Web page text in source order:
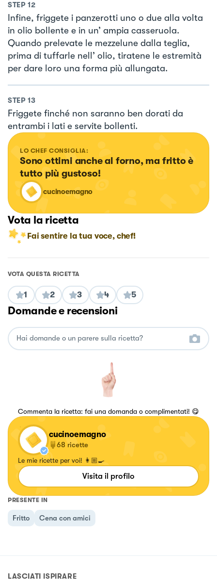
STEP 12
Infine, friggete i panzerotti uno o due alla volta
in olio bollente e in un’ ampia casseruola.
Quando prelevate le mezzelune dalla teglia,
prima di tuffarle nell’ olio, tiratene le estremità
per dare loro una forma più allungata.
STEP 13
Friggete finché non saranno ben dorati da
entrambi i lati e servite bollenti.
LO CHEF CONSIGLIA:
Sono ottimi anche al forno, ma fritto è
tutto più gustoso!
cucinoemagno
Vota la ricetta
Fai sentire la tua voce, chef!
VOTA QUESTA RICETTA
1 2 3 4 5
Domande e recensioni
Commenta la ricetta: fai una domanda o complimentati! 😋
cucinoemagno
68 ricette
Le mie ricette per voi! 👩🏼‍🍳
Visita il profilo
PRESENTE IN
Fritto Cena con amici
LASCIATI ISPIRARE